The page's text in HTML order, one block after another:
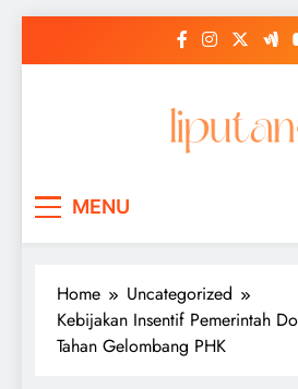
MENU
Home
Uncategorized
Kebijakan Insentif Pemerintah
Tahan Gelombang PHK